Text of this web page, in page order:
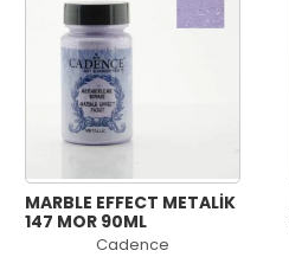
MARBLE EFFECT METALİK
147 MOR 90ML
Cadence